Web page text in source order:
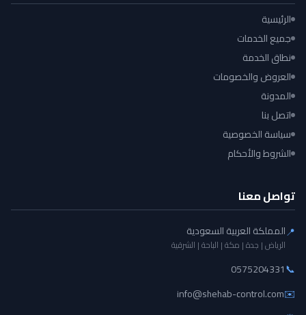
الرئيسية
جميع الخدمات
نطاق الخدمة
العروض والخصومات
المدونة
اتصل بنا
سياسة الخصوصية
الشروط والأحكام
تواصل معنا
📍المملكة العربية السعودية
الرياض | جدة | مكة | الباحة | الشرقية
📞
0575204331
✉️
info@shehab-control.com